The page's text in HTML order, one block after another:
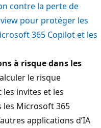
contre la perte de
pour protéger les
365 Copilot et les
à risque dans les
le risque
invites et les
les Microsoft 365
applications d’IA